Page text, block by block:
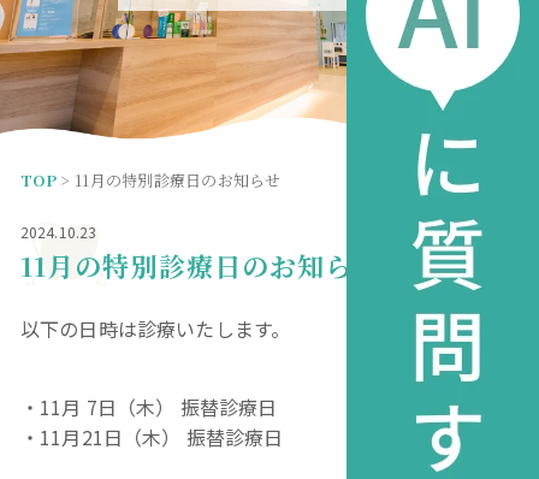
TOP > 11月の特別診療日のお知らせ
2024.10.23
11月の特別診療日のお知らせ
お知らせ
以下の日時は診療いたします。
・11月 7日（木） 振替診療日
・11月21日（木） 振替診療日